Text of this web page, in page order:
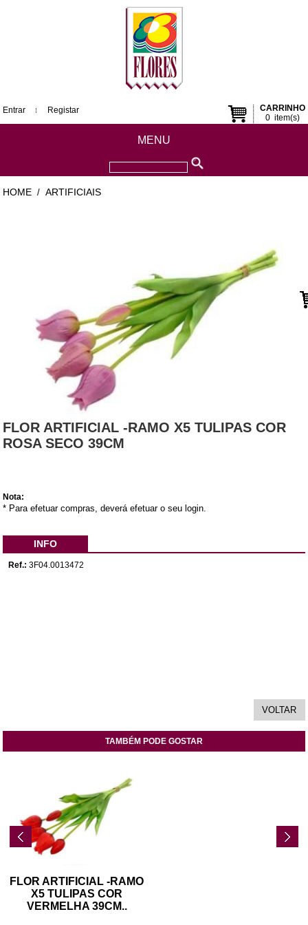
CARRINHO
0item(s)
Entrar Registar
MENU
HOME / ARTIFICIAIS
FLOR ARTIFICIAL -RAMO X5 TULIPAS COR
ROSA SECO 39CM
Nota:
* Para efetuar compras, deverá efetuar o seu login.
INFO
Ref.: 3F04.0013472
TAMBÉM PODE GOSTAR
FLOR ARTIFICIAL -RAMO
X5 TULIPAS COR
VERMELHA 39CM..